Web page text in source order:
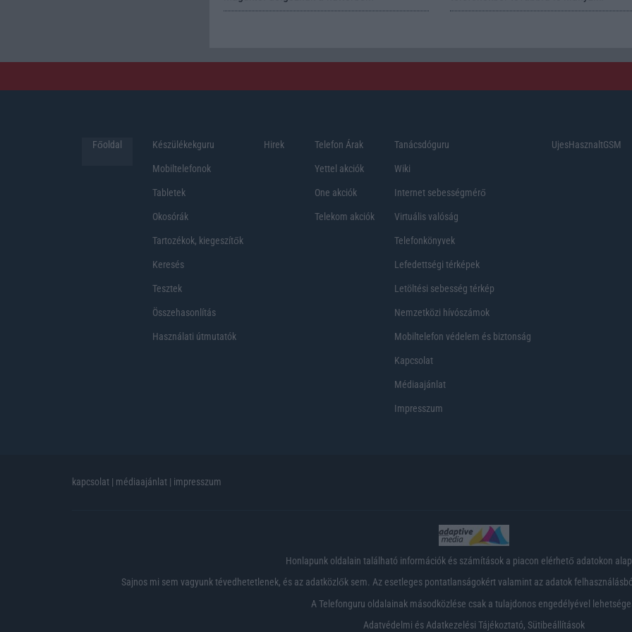
Főoldal Készülékekguru
Mobiltelefonok
Tabletek
Okosórák
Tartozékok, kiegeszítők
Keresés
Tesztek
Összehasonlítás
Használati útmutatók
Hirek Telefon Árak
Yettel akciók
One akciók
Telekom akciók
Tanácsdóguru
Wiki
Internet sebességmérő
Virtuális valóság
Telefonkönyvek
Lefedettségi térképek
Letöltési sebesség térkép
Nemzetközi hívószámok
Mobiltelefon védelem és biztonság
Kapcsolat
Médiaajánlat
Impresszum
UjesHasznaltGSM
kapcsolat | médiaajánlat | impresszum
Honlapunk oldalain található információk és számítások a piacon elérhető adatokon
Sajnos mi sem vagyunk tévedhetetlenek, és az adatközlők sem. Az esetleges pontatlanságokért valamint az adatok
A Telefonguru oldalainak másodközlése csak a tulajdonos engedélyével
Adatvédelmi és Adatkezelési Tájékoztató, Sütibeállítások